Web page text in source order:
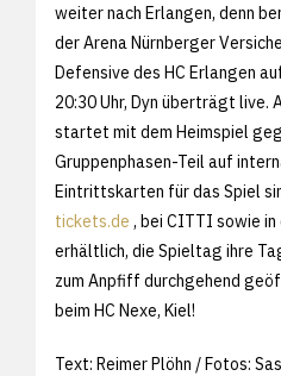
weiter nach Erlangen, denn
der Arena Nürnberger
Defensive des HC Erlangen
20:30 Uhr, Dyn überträgt live.
startet mit dem Heimspiel
Gruppenphasen-Teil auf
Eintrittskarten für das Spiel
tickets.de , bei CITTI sowie in
erhältlich, die Spieltag ihre
zum Anpfiff durchgehend
beim HC Nexe, Kiel!
Text: Reimer Plöhn / Fotos: